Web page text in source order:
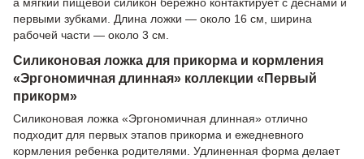
а мягкий пищевой силикон бережно контактирует с деснами и
первыми зубками. Длина ложки — около 16 см, ширина
рабочей части — около 3 см.
Силиконовая ложка для прикорма и кормления
«Эргономичная длинная» коллекции «Первый
прикорм»
Силиконовая ложка «Эргономичная длинная» отлично
подходит для первых этапов прикорма и ежедневного
кормления ребенка родителями. Удлиненная форма делает